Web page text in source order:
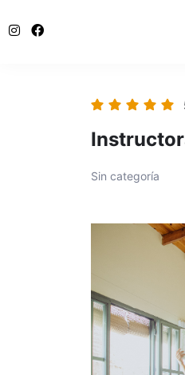
Sin categoría